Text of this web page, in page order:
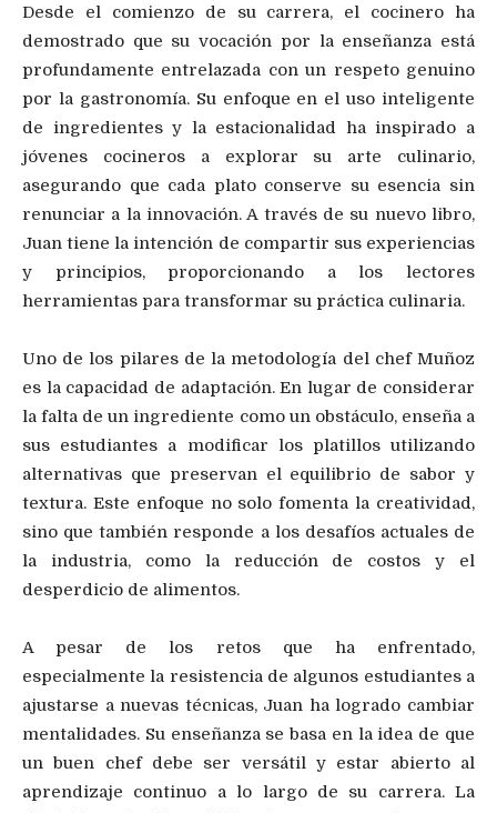
Desde el comienzo de su carrera, el cocinero ha
demostrado que su vocación por la enseñanza está
profundamente entrelazada con un respeto genuino
por la gastronomía. Su enfoque en el uso inteligente
de ingredientes y la estacionalidad ha inspirado a
jóvenes cocineros a explorar su arte culinario,
asegurando que cada plato conserve su esencia sin
renunciar a la innovación. A través de su nuevo libro,
Juan tiene la intención de compartir sus experiencias
y principios, proporcionando a los lectores
herramientas para transformar su práctica culinaria.
Uno de los pilares de la metodología del chef Muñoz
es la capacidad de adaptación. En lugar de considerar
la falta de un ingrediente como un obstáculo, enseña a
sus estudiantes a modificar los platillos utilizando
alternativas que preservan el equilibrio de sabor y
textura. Este enfoque no solo fomenta la creatividad,
sino que también responde a los desafíos actuales de
la industria, como la reducción de costos y el
desperdicio de alimentos.
A pesar de los retos que ha enfrentado,
especialmente la resistencia de algunos estudiantes a
ajustarse a nuevas técnicas, Juan ha logrado cambiar
mentalidades. Su enseñanza se basa en la idea de que
un buen chef debe ser versátil y estar abierto al
aprendizaje continuo a lo largo de su carrera. La